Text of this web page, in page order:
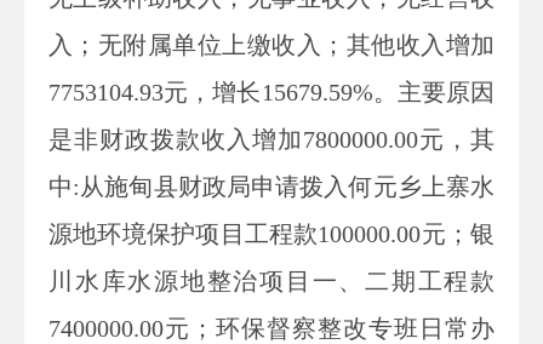
入；无附属单位上缴收入；其他收入增加
7753104.93元，增长15679.59%。主要原因
是非财政拨款收入增加7800000.00元，其
中:从施甸县财政局申请拨入何元乡上寨水
源地环境保护项目工程款100000.00元；银
川水库水源地整治项目一、二期工程款
7400000.00元；环保督察整改专班日常办